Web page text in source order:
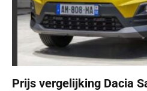
Prijs vergelijking Dacia